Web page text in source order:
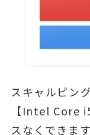
スキャルピン
【Intel Core
スなくできます